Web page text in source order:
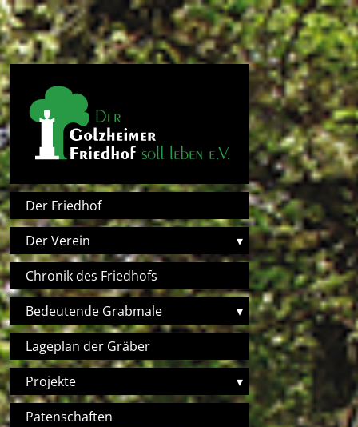
Direkt zum Inhalt
Hauptnavigation
Der Friedhof
Der Verein
▾
Chronik des Friedhofs
Bedeutende Grabmale
▾
Lageplan der Gräber
Projekte
▾
Patenschaften